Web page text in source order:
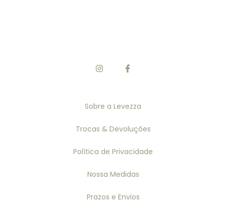
Sobre a Levezza
Trocas & Devoluções
Política de Privacidade
Nossa Medidas
Prazos e Envios